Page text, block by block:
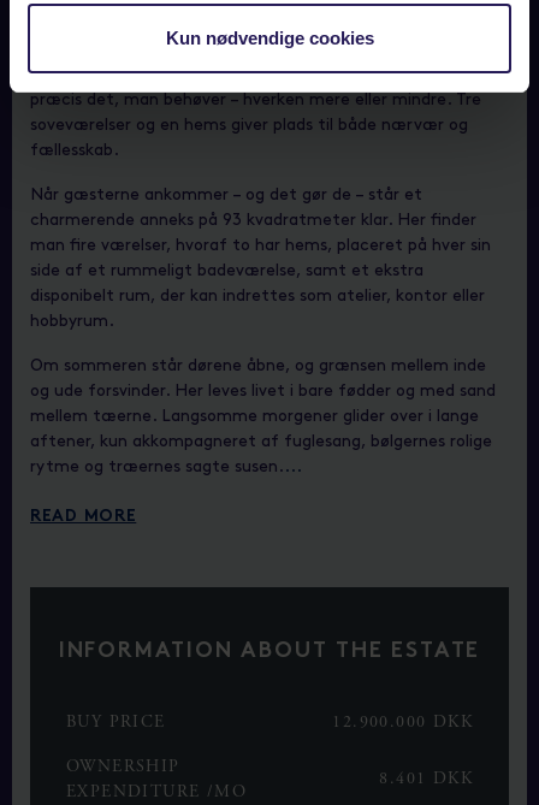
Kun nødvendige cookies
puls er altid nærværende.
Huset er opført i 1993 og nænsomt renoveret i 2005 og 2019
med respekt for stedets ånd. De 82 kvadratmeter rummer
præcis det, man behøver – hverken mere eller mindre. Tre
soveværelser og en hems giver plads til både nærvær og
fællesskab.
Når gæsterne ankommer – og det gør de – står et
charmerende anneks på 93 kvadratmeter klar. Her finder
man fire værelser, hvoraf to har hems, placeret på hver sin
side af et rummeligt badeværelse, samt et ekstra
disponibelt rum, der kan indrettes som atelier, kontor eller
hobbyrum.
Om sommeren står dørene åbne, og grænsen mellem inde
og ude forsvinder. Her leves livet i bare fødder og med sand
mellem tæerne. Langsomme morgener glider over i lange
aftener, kun akkompagneret af fuglesang, bølgernes rolige
rytme og træernes sagte susen. ...
READ MORE
INFORMATION ABOUT THE ESTATE
BUY PRICE 12.900.000 DKK
OWNERSHIP
EXPENDITURE /MO
8.401 DKK